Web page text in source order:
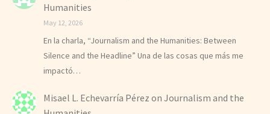
Humanities
May 12, 2026
En la charla, “Journalism and the Humanities: Between
Silence and the Headline” Una de las cosas que más me
impactó…
Misael L. Echevarría Pérez on Journalism and the